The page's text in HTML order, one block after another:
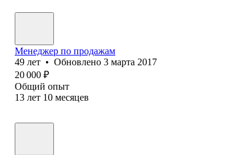
Менеджер по продажам
49 лет • Обновлено 3 марта 2017
20 000 ₽
Общий опыт
13 лет 10 месяцев